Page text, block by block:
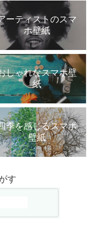
ーティストのスマ
ホ壁紙
しゃれなスマホ壁
紙
季を感じるスマホ
壁紙
す